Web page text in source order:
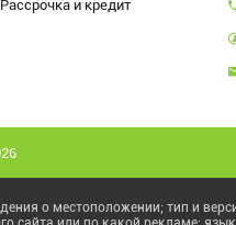
Рассрочка и кредит
о местоположении; тип и